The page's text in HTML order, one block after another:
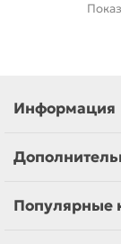
Информация
Популярные